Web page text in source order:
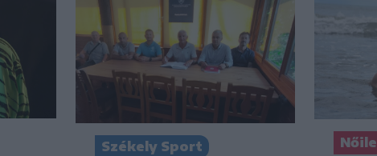
Székely Sport